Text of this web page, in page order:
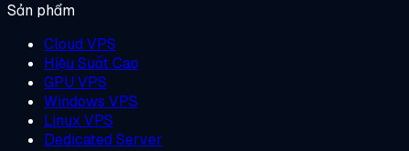
Sản phẩm
Cloud VPS
Hiệu Suất Cao
GPU VPS
Windows VPS
Linux VPS
Dedicated Server